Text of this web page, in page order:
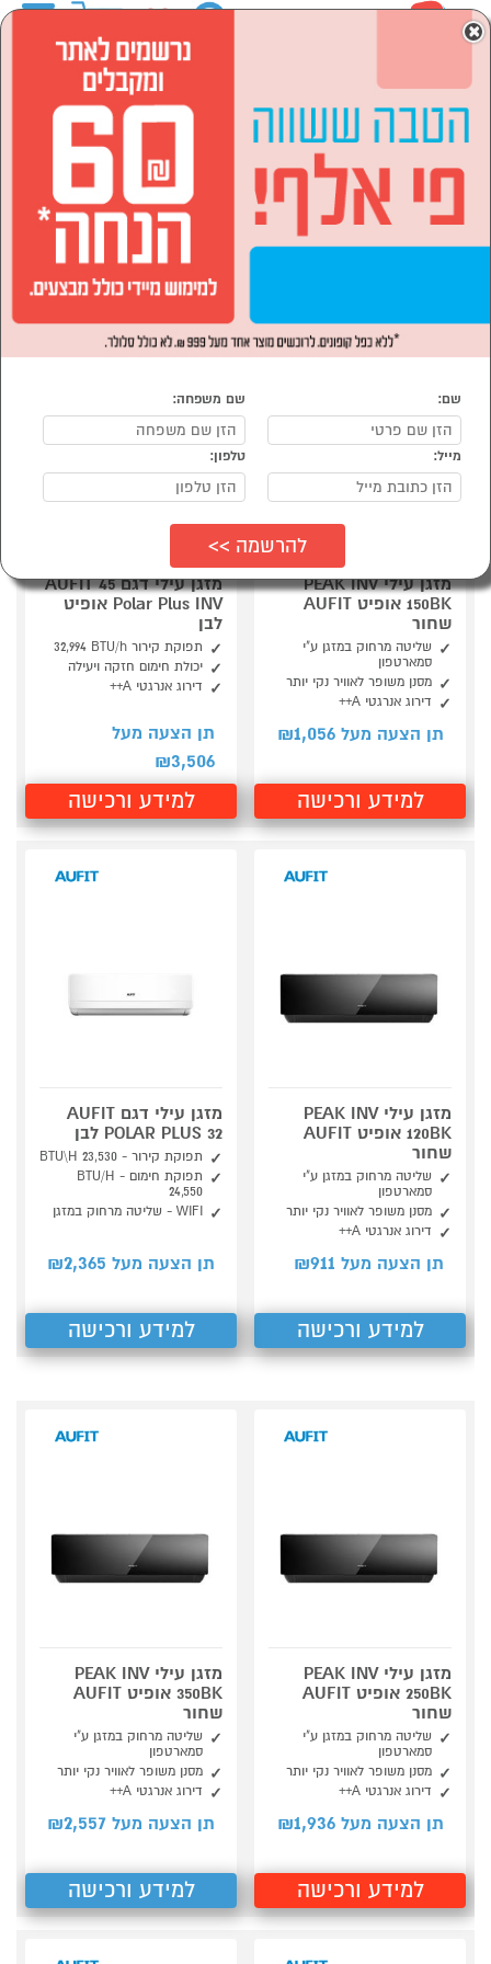
הסתר רשימת קטגוריות
מזגנים מאווררים ומוצרי
חימום (9)
מוצרי חשמל AUFIT
נמצאו 9 מוצרי מוצרי חשמל של AUFIT
מזגן עילי PEAK INV
150BK אופיט AUFIT
שחור
שליטה מרחוק במזגן ע"י
סמארטפון
מסנן משופר לאוויר נקי יותר
דירוג אנרגטי A++
תן הצעה מעל ₪ 1,056
למידע ורכישה
מזגן עילי דגם 45 AUFIT
Polar Plus INV אופיט
לבן
תפוקת קירור 32,994‎ BTU/h
יכולת חימום חזקה ויעילה
דירוג אנרגטי A++
תן הצעה מעל
₪3,506
למידע ורכישה
מזגן עילי PEAK INV
120BK אופיט AUFIT
שחור
שליטה מרחוק במזגן ע"י
סמארטפון
מסנן משופר לאוויר נקי יותר
דירוג אנרגטי A++
תן הצעה מעל ₪ 911
למידע ורכישה
מזגן עילי דגם AUFIT
POLAR PLUS 32 לבן
תפוקת קירור - 23,530 BTU\H
תפוקת חימום - BTU/H
24,550
WIFI - שליטה מרחוק במזגן
תן הצעה מעל ₪ 2,365
למידע ורכישה
מזגן עילי PEAK INV
250BK אופיט AUFIT
שחור
שליטה מרחוק במזגן ע"י
סמארטפון
מסנן משופר לאוויר נקי יותר
דירוג אנרגטי A++
תן הצעה מעל ₪ 1,936
למידע ורכישה
מזגן עילי PEAK INV
350BK אופיט AUFIT
שחור
שליטה מרחוק במזגן ע"י
סמארטפון
מסנן משופר לאוויר נקי יותר
דירוג אנרגטי A++
תן הצעה מעל ₪ 2,557
למידע ורכישה
×
שם: שם משפחה:
מייל: טלפון: